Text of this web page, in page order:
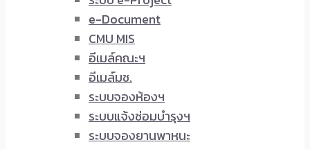
e-Document
CMU MIS
อีเมล์คณะฯ
อีเมล์มช.
ระบบจองห้องฯ
ระบบแจ้งซ่อมบำรุงฯ
ระบบจองยานพาหนะ